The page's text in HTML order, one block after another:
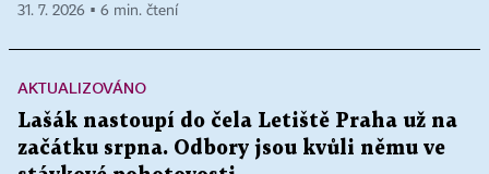
31. 7. 2026 ▪ 6 min. čtení
AKTUALIZOVÁNO
Lašák nastoupí do čela Letiště Praha už na
začátku srpna. Odbory jsou kvůli němu ve